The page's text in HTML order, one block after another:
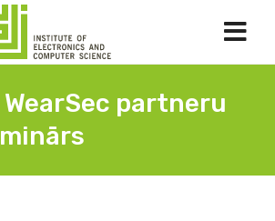
partneru